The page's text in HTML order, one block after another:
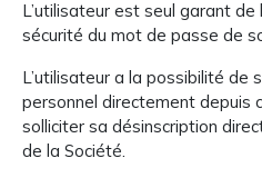
L’utilisateur est seul garant
sécurité du mot de passe de
L’utilisateur a la possibilité de
personnel directement depuis
solliciter sa désinscription
de la Société.